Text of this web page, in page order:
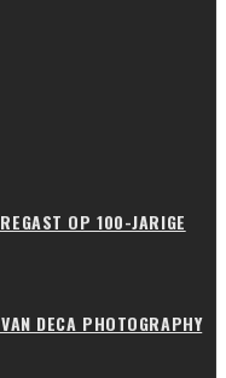
OP 100-JARIGE
DECA PHOTOGRAPHY